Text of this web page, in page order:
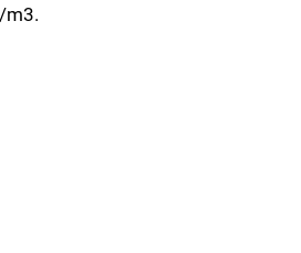
m3.